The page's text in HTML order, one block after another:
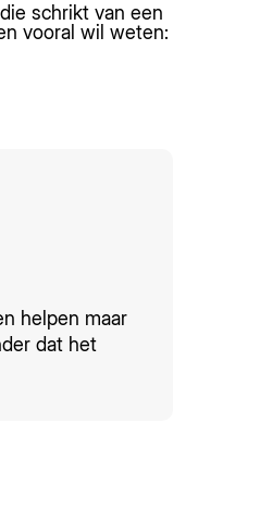
schrikt van een
vooral wil weten:
helpen maar
dat het